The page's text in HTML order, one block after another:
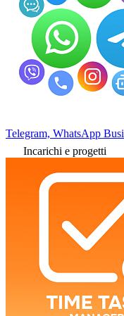
Telegram, WhatsApp
Incarichi e progetti